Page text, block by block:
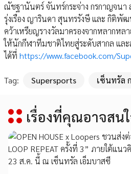
ณัชฐานันตร์ จันทร์กระจ่าง กรกาญจนา
รุ่งเรือง ญารินดา สุนทรรังษี และ กิติ
คว้าเหรียญรางวัลมาครองจากหลากหล
ให้นักกีฬาทีมชาติไทยสู่ระดับสากล แล
ได้ที่ https://www.facebook.com/
Tag: Supersports เซ็นทรัล
เรื่องที่คุณอาจสน